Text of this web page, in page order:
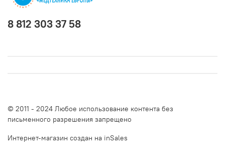
8 812 303 37 58
© 2011 - 2024 Любое использование контента без
письменного разрешения запрещено
Интернет-магазин создан на inSales